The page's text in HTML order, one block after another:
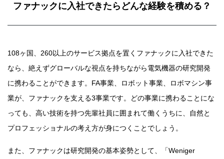
ファナックに入社できたらどんな経験を積める？
108ヶ国、260以上のサービス拠点を置くファナックに入社できた
なら、絶えずグローバルな視点を持ちながら電気機器の研究開発
に携わることができます。FA事業、ロボット事業、ロボマシン事
業が、ファナックを支える3事業です。どの事業に携わることにな
っても、高い技術を持つ先輩社員に囲まれて働くうちに、自然と
プロフェッショナルの考え方が身につくことでしょう。
また、ファナックは研究開発の基本姿勢として、「Weniger